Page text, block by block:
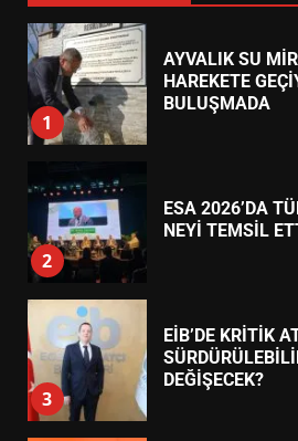
2
ESA 2026’DA
NEYİ TEMSİL
3
EİB’DE KRİTİK
DEĞİŞECEK?
4
EDREMİT’İN
FİNALİNDE NE